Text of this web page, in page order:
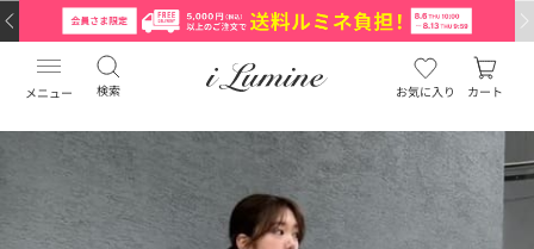
メニュー 検索 お気に入り カート